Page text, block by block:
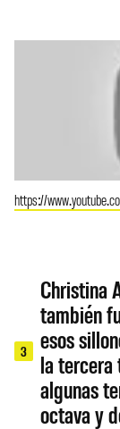
https://
3
Christina
también
esos
la tercera
algunas
octava y